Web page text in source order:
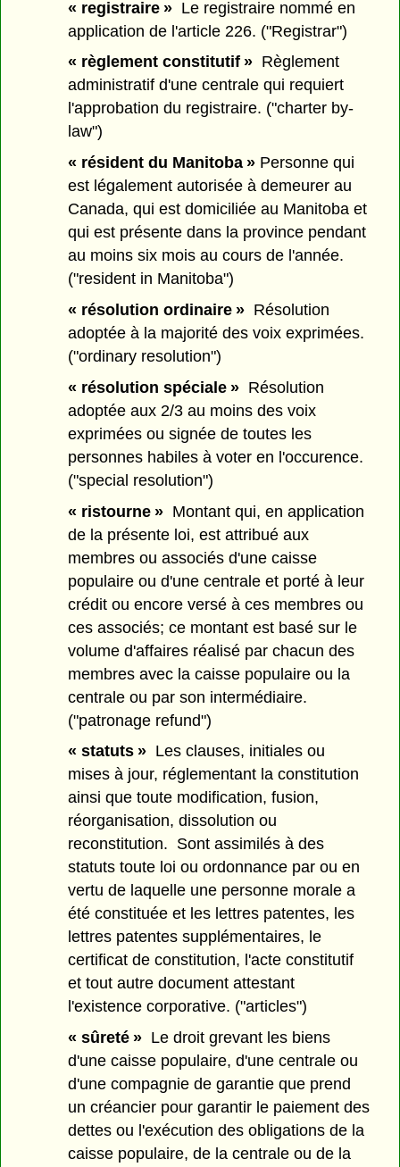
« registraire » Le registraire nommé en
application de l'article 226. ("Registrar")
« règlement constitutif » Règlement
administratif d'une centrale qui requiert
l'approbation du registraire. ("charter by-
law")
« résident du Manitoba » Personne qui
est légalement autorisée à demeurer au
Canada, qui est domiciliée au Manitoba et
qui est présente dans la province pendant
au moins six mois au cours de l'année.
("resident in Manitoba")
« résolution ordinaire » Résolution
adoptée à la majorité des voix exprimées.
("ordinary resolution")
« résolution spéciale » Résolution
adoptée aux 2/3 au moins des voix
exprimées ou signée de toutes les
personnes habiles à voter en l'occurence.
("special resolution")
« ristourne » Montant qui, en application
de la présente loi, est attribué aux
membres ou associés d'une caisse
populaire ou d'une centrale et porté à leur
crédit ou encore versé à ces membres ou
ces associés; ce montant est basé sur le
volume d'affaires réalisé par chacun des
membres avec la caisse populaire ou la
centrale ou par son intermédiaire.
("patronage refund")
« statuts » Les clauses, initiales ou
mises à jour, réglementant la constitution
ainsi que toute modification, fusion,
réorganisation, dissolution ou
reconstitution. Sont assimilés à des
statuts toute loi ou ordonnance par ou en
vertu de laquelle une personne morale a
été constituée et les lettres patentes, les
lettres patentes supplémentaires, le
certificat de constitution, l'acte constitutif
et tout autre document attestant
l'existence corporative. ("articles")
« sûreté » Le droit grevant les biens
d'une caisse populaire, d'une centrale ou
d'une compagnie de garantie que prend
un créancier pour garantir le paiement des
dettes ou l'exécution des obligations de la
caisse populaire, de la centrale ou de la